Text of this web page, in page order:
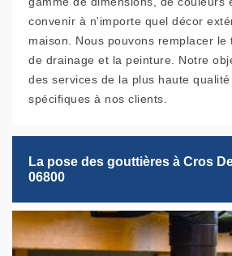
convenir à n'importe quel décor
maison. Nous pouvons remplacer le
de drainage et la peinture. Notre
des services de la plus haute
spécifiques à nos clients.
La pose des gouttières à Cros
06800